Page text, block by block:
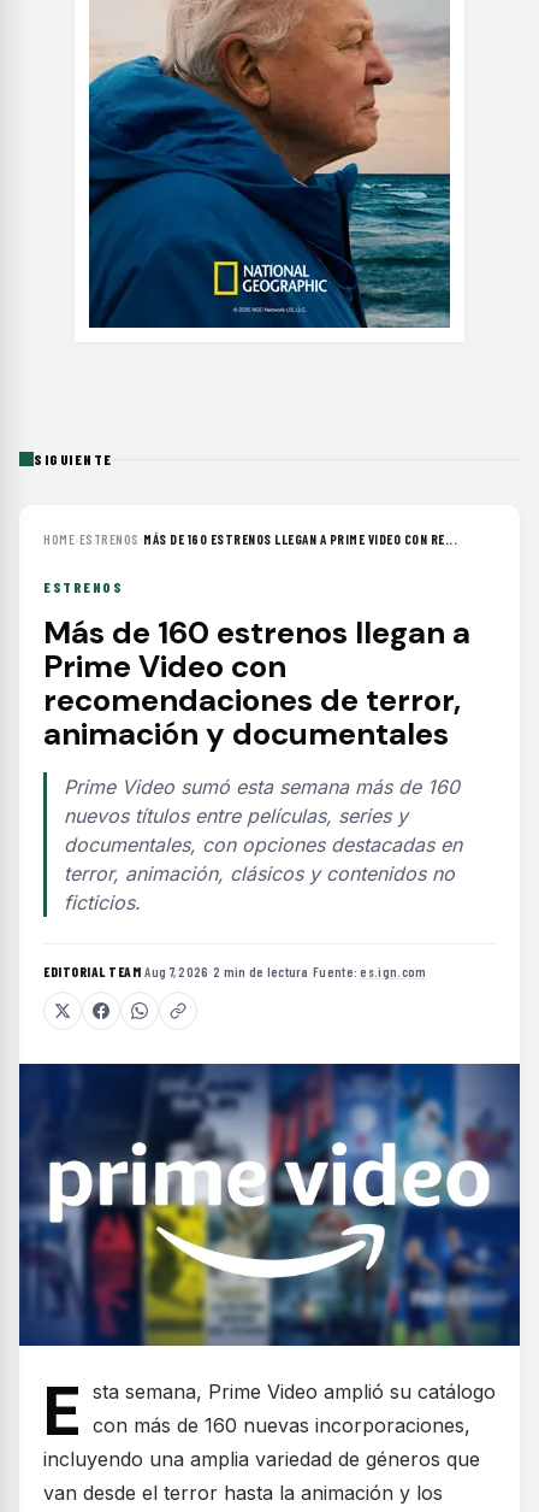
SIGUIENTE
HOME›ESTRENOS ›MÁS DE 160 ESTRENOS LLEGAN A PRIME VIDEO CON RE...
ESTRENOS
Más de 160 estrenos llegan a
Prime Video con
recomendaciones de terror,
animación y documentales
Prime Video sumó esta semana más de 160
nuevos títulos entre películas, series y
documentales, con opciones destacadas en
terror, animación, clásicos y contenidos no
ficticios.
EDITORIAL TEAM·Aug 7, 2026 ·2 min de lectura ·Fuente:es.ign.com
E sta semana, Prime Video amplió su catálogo
con más de 160 nuevas incorporaciones,
incluyendo una amplia variedad de géneros que
van desde el terror hasta la animación y los